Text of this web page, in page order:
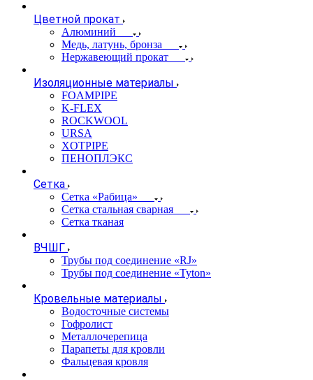
Цветной прокат
Алюминий
Медь, латунь, бронза
Нержавеющий прокат
Изоляционные материалы
FOAMPIPE
K-FLEX
ROCKWOOL
URSA
XOTPIPE
ПЕНОПЛЭКС
Сетка
Сетка «Рабица»
Сетка стальная сварная
Сетка тканая
ВЧШГ
Трубы под соединение «RJ»
Трубы под соединение «Tyton»
Кровельные материалы
Водосточные системы
Гофролист
Металлочерепица
Парапеты для кровли
Фальцевая кровля